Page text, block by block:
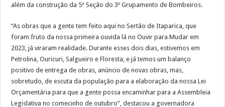
além da construção da 5ª Seção do 3º Grupamento de Bombeiros.
“As obras que a gente tem feito aqui no Sertão de Itaparica, que
foram fruto da nossa primeira ouvida lá no Ouvir para Mudar em
2023, já viraram realidade. Durante esses dois dias, estivemos em
Petrolina, Ouricuri, Salgueiro e Floresta, e já temos um balanço
positivo de entrega de obras, anúncio de novas obras, mas,
sobretudo, de escuta da população para a elaboração da nossa Lei
Orçamentária para que a gente possa encaminhar para a Assembleia
Legislativa no comecinho de outubro”, destacou a governadora